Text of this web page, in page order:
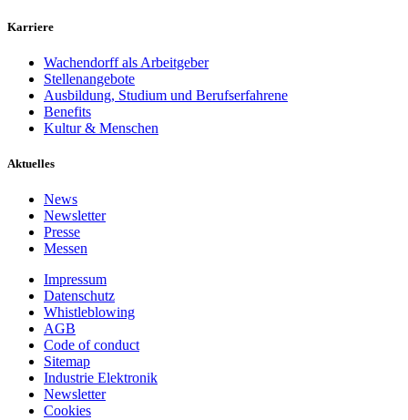
Karriere
Wachendorff als Arbeitgeber
Stellenangebote
Ausbildung, Studium und Berufserfahrene
Benefits
Kultur & Menschen
Aktuelles
News
Newsletter
Presse
Messen
Impressum
Datenschutz
Whistleblowing
AGB
Code of conduct
Sitemap
Industrie Elektronik
Newsletter
Cookies